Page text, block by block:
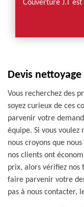
Couverture J.T
Devis
Vous recherchez des
soyez curieux de ces
parvenir votre
équipe. Si vous voulez
nous croyons que
nos clients ont
prix, alors vérifiez nos
faire parvenir votre
pas à nous contacter,